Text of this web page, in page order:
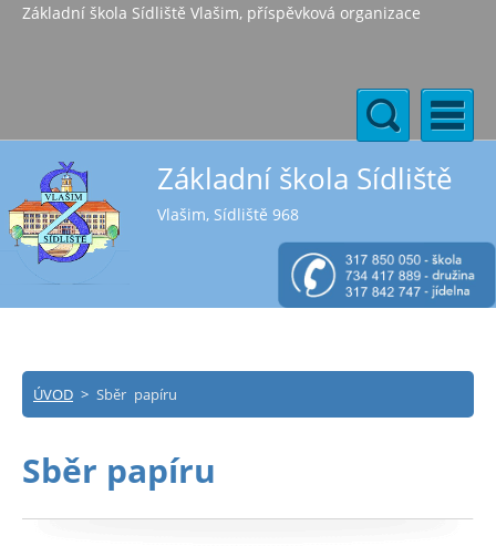
Základní škola Sídliště Vlašim, příspěvková organizace
Základní škola Sídliště
Vlašim, Sídliště 968
ÚVOD > Sběr papíru
Sběr papíru